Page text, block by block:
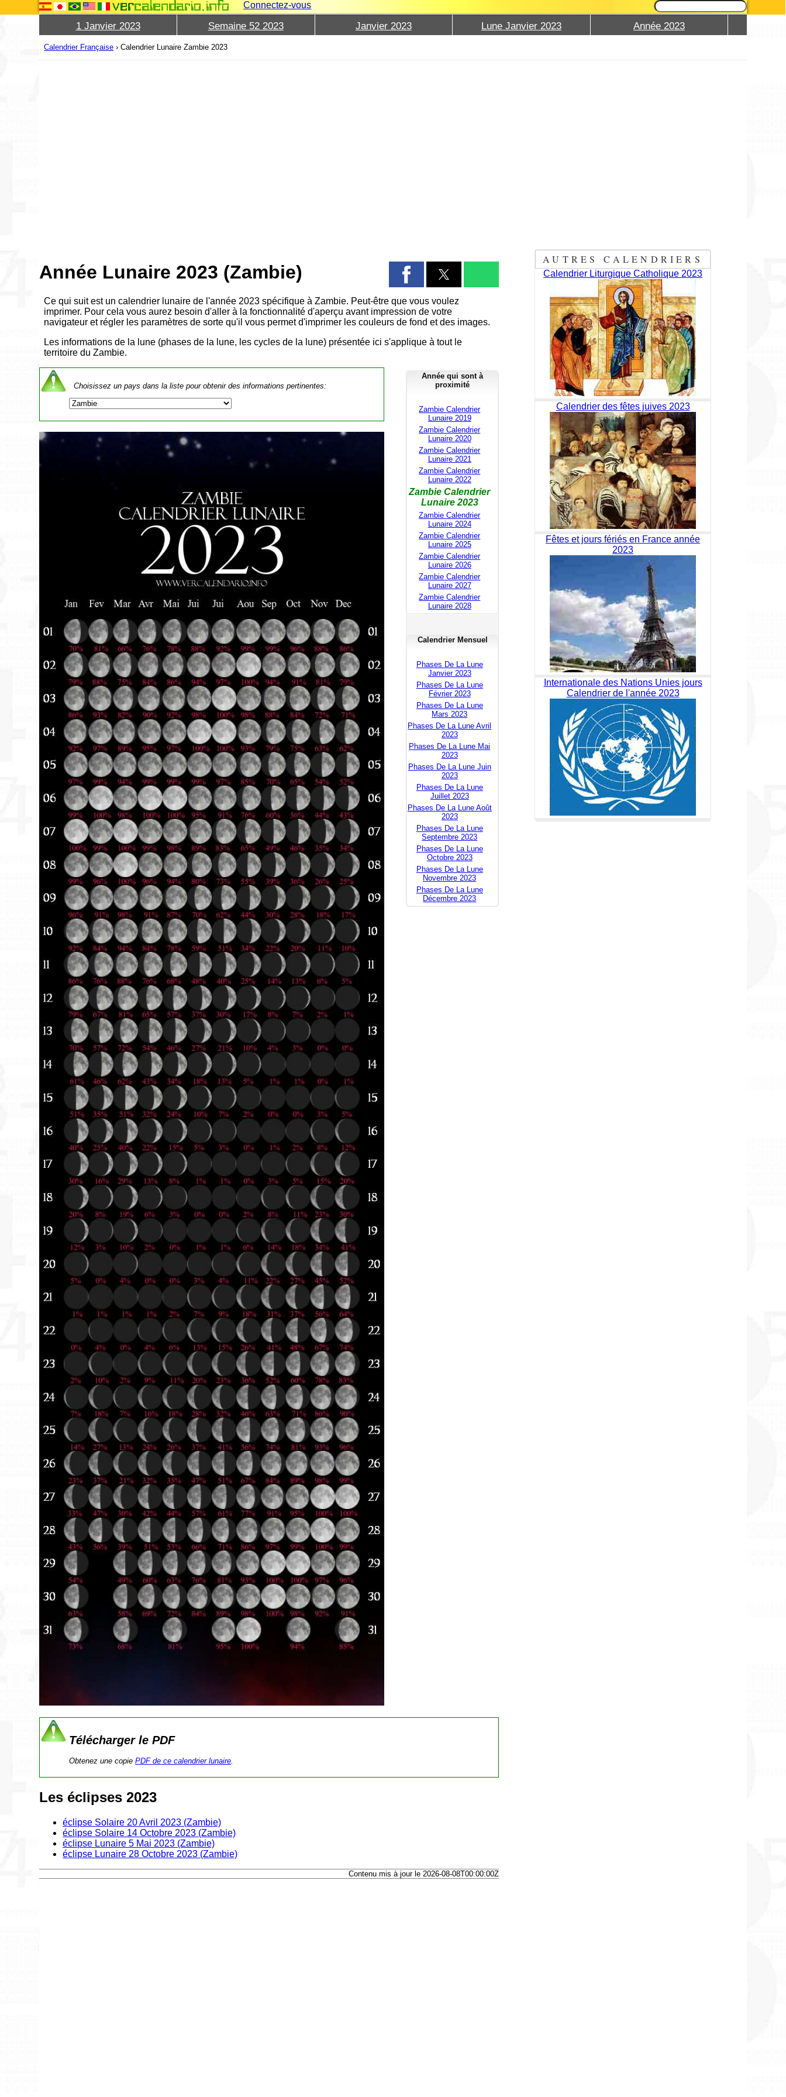
Connectez-vous
1 Janvier 2023 Semaine 52 2023 Janvier 2023 Lune Janvier 2023 Année 2023
Calendrier Française ›Calendrier Lunaire Zambie 2023
Année Lunaire 2023 (Zambie)
Ce qui suit est un calendrier lunaire de l'année 2023 spécifique à Zambie. Peut-être que vous voulez
imprimer. Pour cela vous aurez besoin d'aller à la fonctionnalité d'aperçu avant impression de votre
navigateur et régler les paramètres de sorte qu'il vous permet d'imprimer les couleurs de fond et des images.
Les informations de la lune (phases de la lune, les cycles de la lune) présentée ici s'applique à tout le
territoire du Zambie.
Choisissez un pays dans la liste pour obtenir des informations pertinentes:
Année qui sont à
proximité
Zambie Calendrier
Lunaire 2019
Zambie Calendrier
Lunaire 2020
Zambie Calendrier
Lunaire 2021
Zambie Calendrier
Lunaire 2022
Zambie Calendrier
Lunaire 2023
Zambie Calendrier
Lunaire 2024
Zambie Calendrier
Lunaire 2025
Zambie Calendrier
Lunaire 2026
Zambie Calendrier
Lunaire 2027
Zambie Calendrier
Lunaire 2028
Calendrier Mensuel
Phases De La Lune
Janvier 2023
Phases De La Lune
Février 2023
Phases De La Lune
Mars 2023
Phases De La Lune Avril
2023
Phases De La Lune Mai
2023
Phases De La Lune Juin
2023
Phases De La Lune
Juillet 2023
Phases De La Lune Août
2023
Phases De La Lune
Septembre 2023
Phases De La Lune
Octobre 2023
Phases De La Lune
Novembre 2023
Phases De La Lune
Décembre 2023
Télécharger le PDF
Obtenez une copiePDF de ce calendrier lunaire.
Les éclipses 2023
éclipse Solaire 20 Avril 2023 (Zambie)
éclipse Solaire 14 Octobre 2023 (Zambie)
éclipse Lunaire 5 Mai 2023 (Zambie)
éclipse Lunaire 28 Octobre 2023 (Zambie)
Contenu mis à jour le 2026-08-08T00:00:00Z
AUTRES CALENDRIERS
Calendrier Liturgique Catholique 2023
Calendrier des fêtes juives 2023
Fêtes et jours fériés en France année
2023
Internationale des Nations Unies jours
Calendrier de l'année 2023